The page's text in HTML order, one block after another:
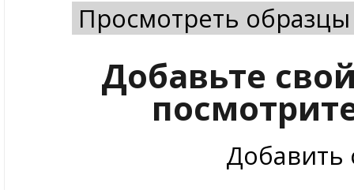
Просмотреть
Добавьте
Добавить